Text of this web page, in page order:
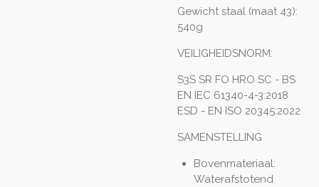
Gewicht staal (maat 43):
540g
VEILIGHEIDSNORM:
S3S SR FO HRO SC - BS
EN IEC 61340-4-3:2018
ESD - EN ISO 20345:2022
SAMENSTELLING
Bovenmateriaal:
Waterafstotend